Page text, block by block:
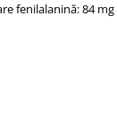
fenilalanină: 84 mg